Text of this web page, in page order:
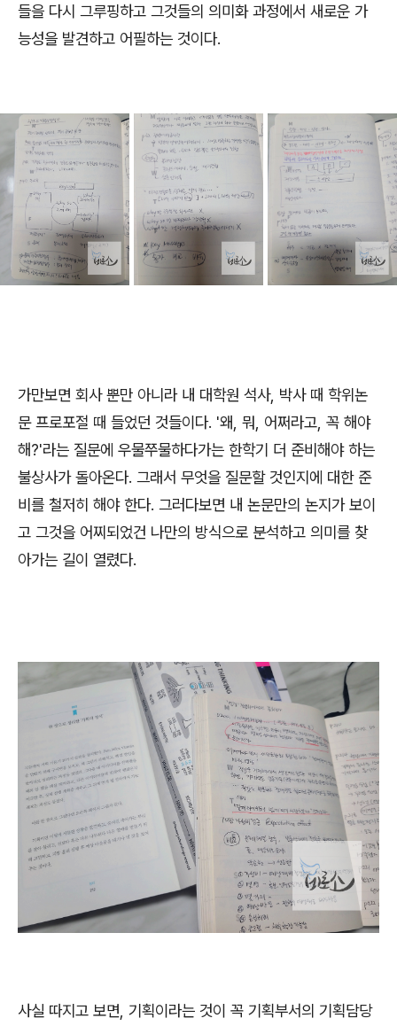
들을 다시 그루핑하고 그것들의 의미화 과정에서 새로운 가
능성을 발견하고 어필하는 것이다.
가만보면 회사 뿐만 아니라 내 대학원 석사, 박사 때 학위논
문 프로포절 때 들었던 것들이다. '왜, 뭐, 어쩌라고, 꼭 해야
해?'라는 질문에 우물쭈물하다가는 한학기 더 준비해야 하는
불상사가 돌아온다. 그래서 무엇을 질문할 것인지에 대한 준
비를 철저히 해야 한다. 그러다보면 내 논문만의 논지가 보이
고 그것을 어찌되었건 나만의 방식으로 분석하고 의미를 찾
아가는 길이 열렸다.
사실 따지고 보면, 기획이라는 것이 꼭 기획부서의 기획담당